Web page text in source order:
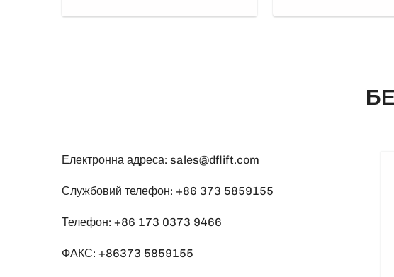
Електронна адреса: sales@dflift.com
Службовий телефон: +86 373 5859155
Телефон: +86 173 0373 9466
ФАКС: +86373 5859155